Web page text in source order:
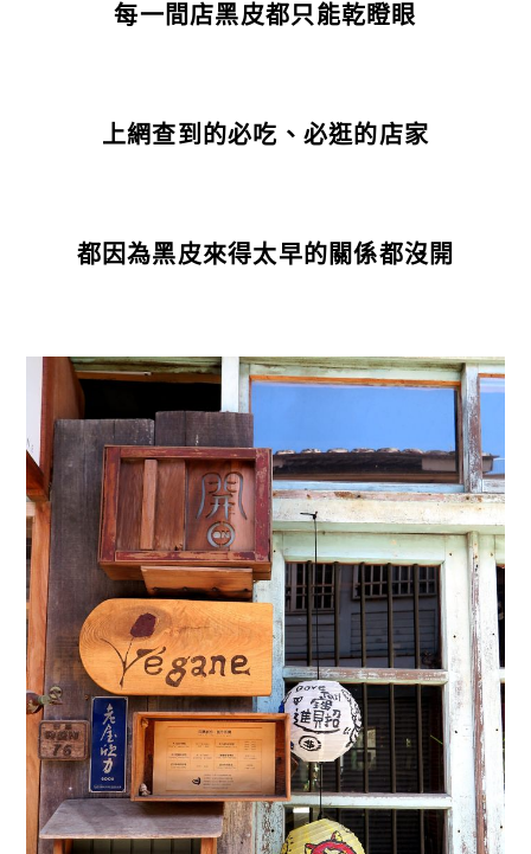
每一間店黑皮都只能乾瞪眼
上網查到的必吃、必逛的店家
都因為黑皮來得太早的關係都沒開